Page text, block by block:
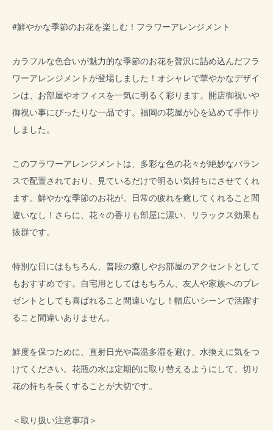
#鮮やかな季節のお花を楽しむ！フラワーアレンジメント
カラフルな色合いが魅力的な季節のお花を贅沢に詰め込んだフラ
ワーアレンジメントが登場しました！オシャレで華やかなデザイ
ンは、お部屋やオフィスを一気に明るく彩ります。開店御祝いや
御祝い事にぴったりな一品です。福岡の花屋が心を込めて手作り
しました。
このフラワーアレンジメントは、多彩な色の花々が絶妙なバラン
スで配置されており、見ているだけで明るい気持ちにさせてくれ
ます。鮮やかな季節のお花が、日常の疲れを癒してくれること間
違いなし！さらに、花々の香りも部屋に漂い、リラックス効果も
抜群です。
特別な日にはもちろん、普段の癒しやお部屋のアクセントとして
もおすすめです。自宅用としてはもちろん、友人や家族へのプレ
ゼントとしても喜ばれること間違いなし！幅広いシーンで活躍す
ること間違いありません。
鮮度を保つために、直射日光や高温多湿を避け、水換えに気をつ
けてください。花瓶の水は定期的に取り替えるようにして、切り
花の持ちを長くすることが大切です。
＜取り扱い注意事項＞